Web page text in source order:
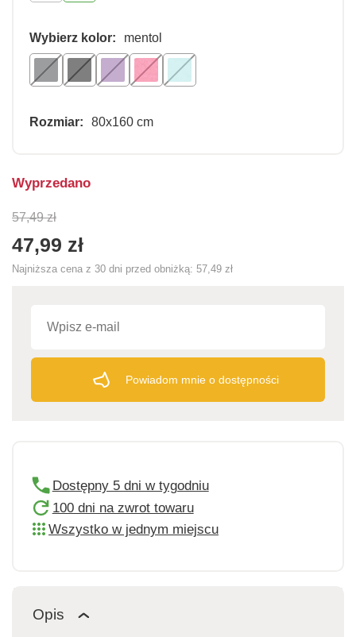
Wybierz kolor: mentol
Rozmiar: 80x160 cm
57,49 zł
47,99 zł
Najniższa cena z 30 dni przed obniżką: 57,49 zł
Wyprzedano
Powiadom mnie o dostępności
Dostępny 5 dni w tygodniu
100 dni na zwrot towaru
Wszystko w jednym miejscu
Opis